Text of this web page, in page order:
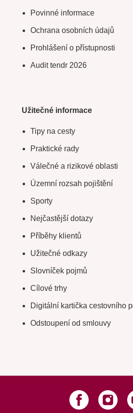
Povinné informace
Ochrana osobních údajů
Prohlášení o přístupnosti
Audit tendr 2026
Užitečné informace
Tipy na cesty
Praktické rady
Válečné a rizikové oblasti
Územní rozsah pojištění
Sporty
Nejčastější dotazy
Příběhy klientů
Užitečné odkazy
Slovníček pojmů
Cílové trhy
Digitální kartička cestovního
Odstoupení od smlouvy